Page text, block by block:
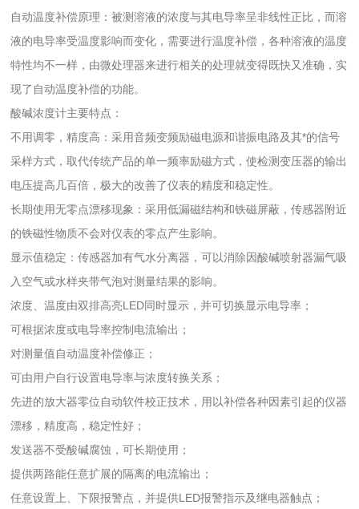
自动温度补偿原理：被测溶液的浓度与其电导率呈非线性正比，而溶
液的电导率受温度影响而变化，需要进行温度补偿，各种溶液的温度
特性均不一样，由微处理器来进行相关的处理就变得既快又准确，实
现了自动温度补偿的功能。
酸碱浓度计主要特点：
不用调零，精度高：采用音频变频励磁电源和谐振电路及其*的信号
采样方式，取代传统产品的单一频率励磁方式，使检测变压器的输出
电压提高几百倍，极大的改善了仪表的精度和稳定性。
长期使用无零点漂移现象：采用低漏磁结构和铁磁屏蔽，传感器附近
的铁磁性物质不会对仪表的零点产生影响。
显示值稳定：传感器加有气水分离器，可以消除因酸碱喷射器漏气吸
入空气或水样夹带气泡对测量结果的影响。
浓度、温度由双排高亮LED同时显示，并可切换显示电导率；
可根据浓度或电导率控制电流输出；
对测量值自动温度补偿修正；
可由用户自行设置电导率与浓度转换关系；
先进的放大器零位自动软件校正技术，用以补偿各种因素引起的仪器
漂移，精度高，稳定性好；
发送器不受酸碱腐蚀，可长期使用；
提供两路能任意扩展的隔离的电流输出；
任意设置上、下限报警点，并提供LED报警指示及继电器触点；